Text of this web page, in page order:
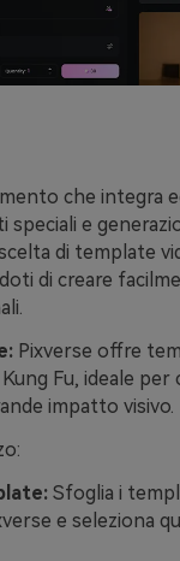
che integra
e
di template
di creare
Pixverse offre
Fu, ideale per
impatto visivo.
Sfoglia i
e seleziona